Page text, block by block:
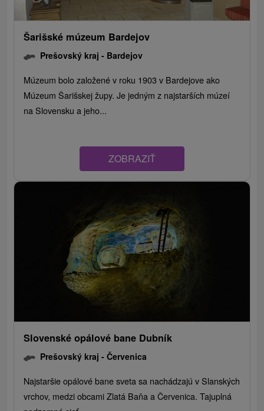
Šarišské múzeum Bardejov
Prešovský kraj - Bardejov
Múzeum bolo založené v roku 1903 v Bardejove ako
Múzeum Šarišskej župy. Je jedným z najstarších múzeí
na Slovensku a jeho...
ZOBRAZIŤ
Slovenské opálové bane Dubník
Prešovský kraj -Červenica
Najstaršie opálové bane sveta sa nachádzajú v Slanských
vrchov, medzi obcami Zlatá Baňa a Červenica. Tajuplná